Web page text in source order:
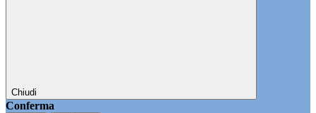
Chiudi
Conferma